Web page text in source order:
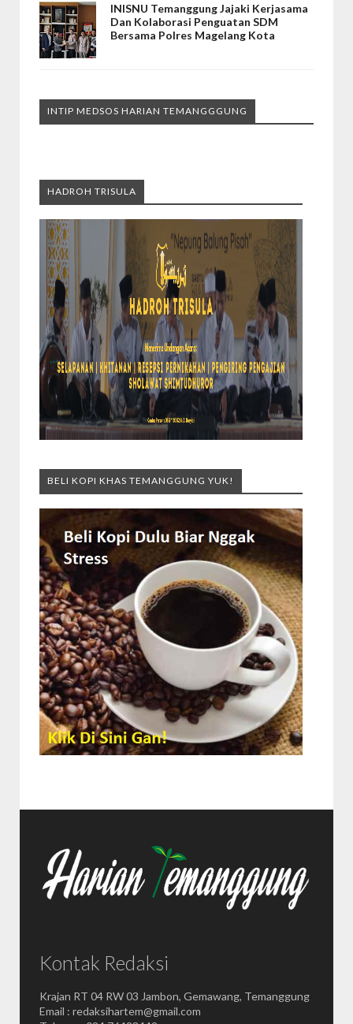
INISNU Temanggung Jajaki Kerjasama
Dan Kolaborasi Penguatan SDM
Bersama Polres Magelang Kota
INTIP MEDSOS HARIAN TEMANGGGUNG
HADROH TRISULA
BELI KOPI KHAS TEMANGGUNG YUK!
Kontak Redaksi
Krajan RT 04 RW 03 Jambon, Gemawang, Temanggung
Email : redaksihartem@gmail.com